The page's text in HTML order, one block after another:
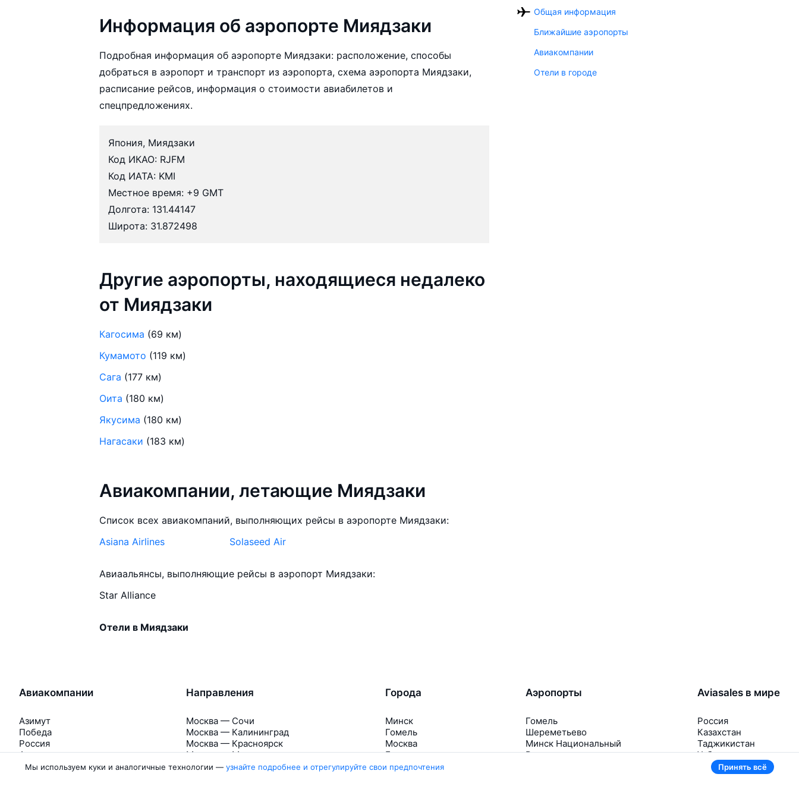
Информация об аэропорте Миядзаки
Подробная информация об аэропорте Миядзаки: расположение, способы
добраться в аэропорт и транспорт из аэропорта, схема аэропорта Миядзаки,
расписание рейсов, информация о стоимости авиабилетов и
спецпредложениях.
Япония, Миядзаки
Код ИКАО: RJFM
Код ИАТА: KMI
Местное время: +9 GMT
Долгота: 131.44147
Широта: 31.872498
Другие аэропорты, находящиеся недалеко
от Миядзаки
Кагосима (69 км)
Кумамото (119 км)
Сага (177 км)
Оита (180 км)
Якусима (180 км)
Нагасаки (183 км)
Авиакомпании, летающие Миядзаки
Список всех авиакомпаний, выполняющих рейсы в аэропорте Миядзаки:
Asiana Airlines
Solaseed Air
Авиаальянсы, выполняющие рейсы в аэропорт Миядзаки:
Star Alliance
Отели в Миядзаки
Общая информация
Ближайшие аэропорты
Авиакомпании
Отели в городе
Авиакомпании
Азимут
Победа
Россия
Аврора
Belavia
Направления
Москва — Сочи
Москва — Калининград
Москва — Красноярск
Москва — Махачкала
Москва — Санкт-Петербург
Города
Минск
Гомель
Москва
Брест
Маврикий
Аэропорты
Гомель
Шереметьево
Минск Национальный
Внуково
Aviasales в мире
Россия
Казахстан
Таджикистан
Узбекистан
Кыргызстан
Ещё 3 страны
Мы используем куки и аналогичные технологии — узнайте подробнее и отрегулируйте свои предпочтения Принять всё